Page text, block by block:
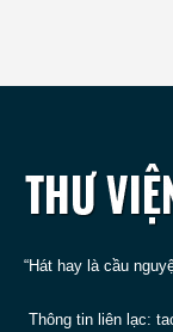
“Hát hay là cầu
Thông tin liên lạc: